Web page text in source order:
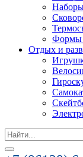
Формы
Отдых и
Search
for: